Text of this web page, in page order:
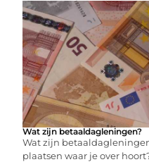
Wat zijn betaaldagleningen?
Wat zijn
plaatsen waar je over